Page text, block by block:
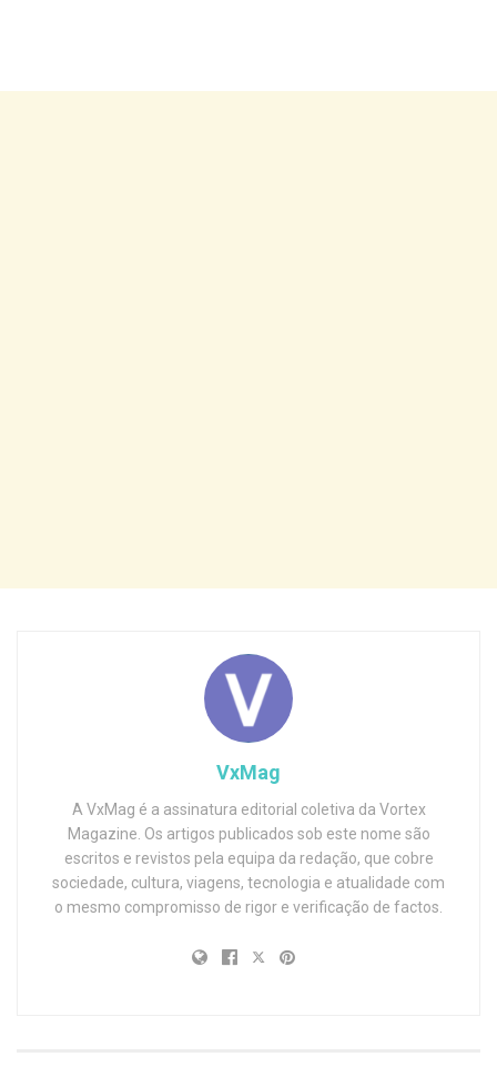
VxMag
A VxMag é a assinatura editorial coletiva da Vortex
Magazine. Os artigos publicados sob este nome são
escritos e revistos pela equipa da redação, que cobre
sociedade, cultura, viagens, tecnologia e atualidade com
o mesmo compromisso de rigor e verificação de factos.